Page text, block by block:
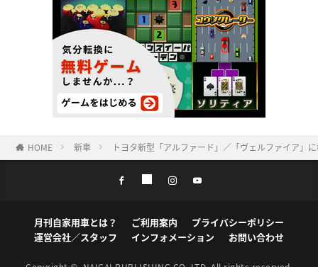
HOME 新車 トヨタ新型「アルファード」／「ヴェルファイア」
月刊自家用車とは？ ご利用案内
プライバシーポリシー
運営会社／スタッフ
インフォメーション お問い合わせ